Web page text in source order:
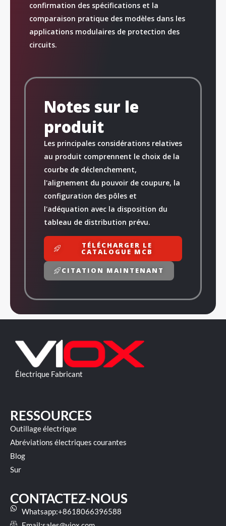
confirmation des spécifications et la
comparaison pratique des modèles dans les
applications modulaires de protection des
circuits.
Notes sur le
produit
Les principales considérations relatives
au produit comprennent le choix de la
courbe de déclenchement,
l'alignement du pouvoir de coupure, la
configuration des pôles et
l'adéquation avec la disposition du
tableau de distribution prévu.
TÉLÉCHARGER LE
CATALOGUE MCB
CITATION MAINTENANT
Électrique Fabricant
RESSOURCES
Outillage électrique
Abréviations électriques courantes
Blog
Sur
CONTACTEZ-NOUS
Whatsapp:+8618066396588